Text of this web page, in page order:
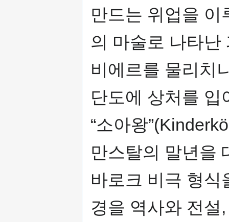
만드는 위업을 이
의 마술로 나타난
비에르를 물리치
단도에 상처를 입
“소아왕
만스탈의 말년을
바로크 비극 형식
경을 역사와 전설